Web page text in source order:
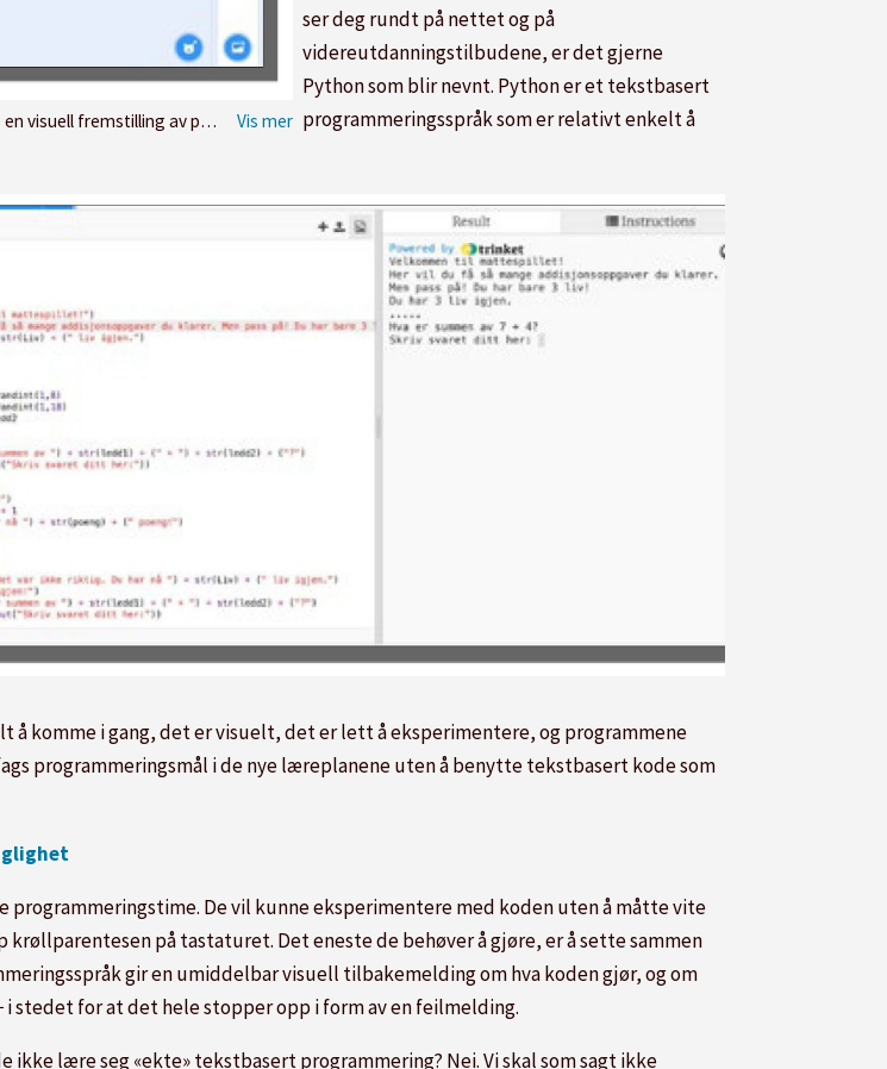
av programmeringen.
ser deg rundt på nettet og på
videreutdanningstilbudene, er det gjerne
Python som blir nevnt. Python er et tekstbasert
programmeringsspråk som er relativt enkelt å
komme i gang, det er visuelt, det er lett å eksperimentere, og programmene
programmeringsmål i de nye læreplanene uten å benytte tekstbasert kode som
De vil kunne eksperimentere med koden uten å måtte vite
på tastaturet. Det eneste de behøver å gjøre, er å sette sammen
gir en umiddelbar visuell tilbakemelding om hva koden gjør, og om
stedet for at det hele stopper opp i form av en feilmelding.
lære seg «ekte» tekstbasert programmering? Nei. Vi skal som sagt ikke